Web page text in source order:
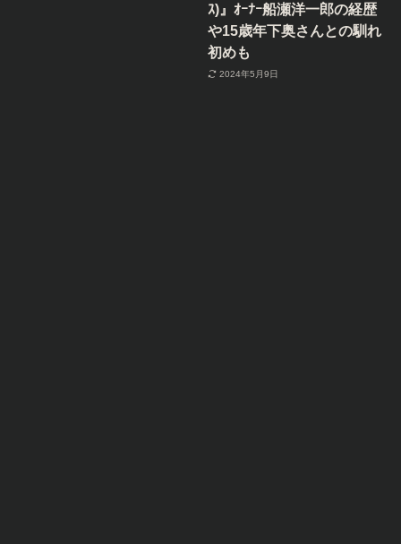
ｽ)』ｵｰﾅｰ船瀬洋一郎の経歴
や15歳年下奥さんとの馴れ
初めも
2024年5月9日